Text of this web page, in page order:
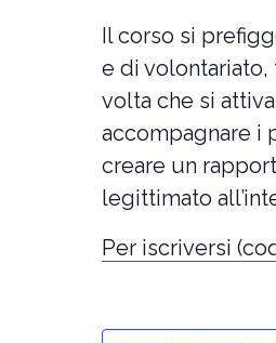
Il corso si
e di volontariato,
volta che si
accompagnare i
creare un
legittimato
Per iscriversi